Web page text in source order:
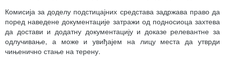
Комисија за доделу подстицајних средстава задржава право да
поред наведене документације затражи од подносиоца захтева
да достави и додатну документацију и доказе релевантне за
одлучивање, а може и увиђајем на лицу места да утврди
чињенично стање на терену.